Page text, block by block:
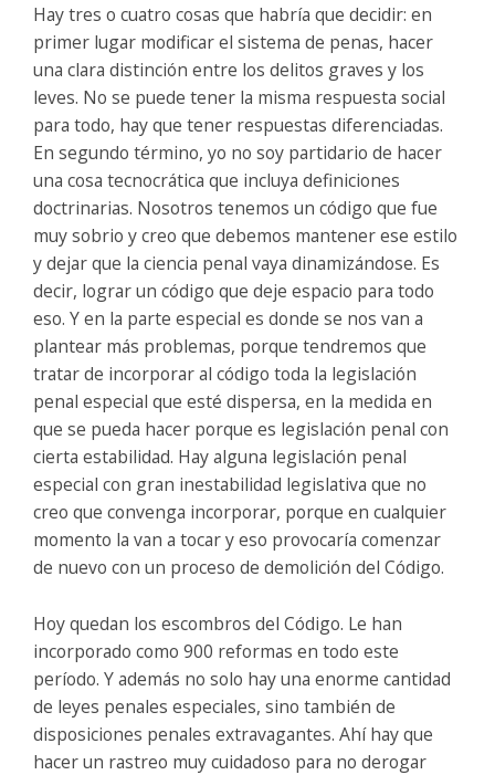
Hay tres o cuatro cosas que habría que decidir: en
primer lugar modificar el sistema de penas, hacer
una clara distinción entre los delitos graves y los
leves. No se puede tener la misma respuesta social
para todo, hay que tener respuestas diferenciadas.
En segundo término, yo no soy partidario de hacer
una cosa tecnocrática que incluya definiciones
doctrinarias. Nosotros tenemos un código que fue
muy sobrio y creo que debemos mantener ese estilo
y dejar que la ciencia penal vaya dinamizándose. Es
decir, lograr un código que deje espacio para todo
eso. Y en la parte especial es donde se nos van a
plantear más problemas, porque tendremos que
tratar de incorporar al código toda la legislación
penal especial que esté dispersa, en la medida en
que se pueda hacer porque es legislación penal con
cierta estabilidad. Hay alguna legislación penal
especial con gran inestabilidad legislativa que no
creo que convenga incorporar, porque en cualquier
momento la van a tocar y eso provocaría comenzar
de nuevo con un proceso de demolición del Código.
Hoy quedan los escombros del Código. Le han
incorporado como 900 reformas en todo este
período. Y además no solo hay una enorme cantidad
de leyes penales especiales, sino también de
disposiciones penales extravagantes. Ahí hay que
hacer un rastreo muy cuidadoso para no derogar